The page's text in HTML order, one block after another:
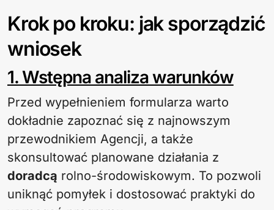
Krok po kroku: jak sporządzić
wniosek
1. Wstępna analiza warunków
Przed wypełnieniem formularza warto
dokładnie zapoznać się z najnowszym
przewodnikiem Agencji, a także
skonsultować planowane działania z
doradcą rolno-środowiskowym. To pozwoli
uniknąć pomyłek i dostosować praktyki do